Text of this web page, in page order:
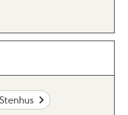
Stenhus